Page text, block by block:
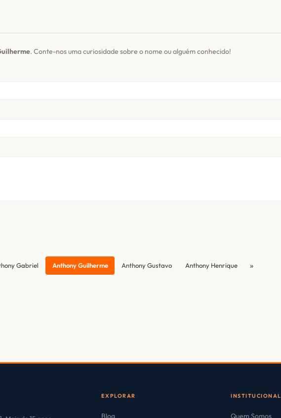
. Conte-nos uma curiosidade sobre o nome ou alguém conhecido!
Gabriel Anthony Guilherme Anthony Gustavo Anthony Henrique »
EXPLORAR
Blog
INSTITUCIONAL
Quem Somos